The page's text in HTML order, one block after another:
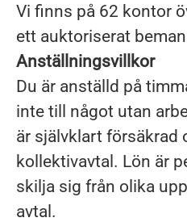
Vi finns på 62 kontor
ett auktoriserat
Anställningsvillkor
Du är anställd på
inte till något utan
är självklart försäkrad
kollektivavtal. Lön är
skilja sig från olika
avtal.